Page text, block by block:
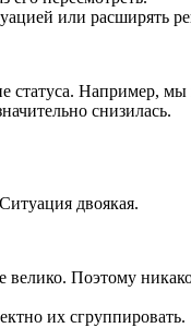
или расширять
Например, мы
снизилась.
двоякая.
Поэтому
их сгруппировать.